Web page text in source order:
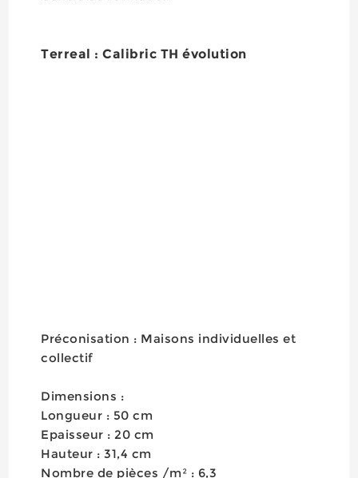
Terreal : Calibric TH évolution
​Préconisation : Maisons individuelles et
collectif
Dimensions :
Longueur : 50 cm
Epaisseur : 20 cm
Hauteur : 31,4 cm
Nombre de pièces /m² : 6,3